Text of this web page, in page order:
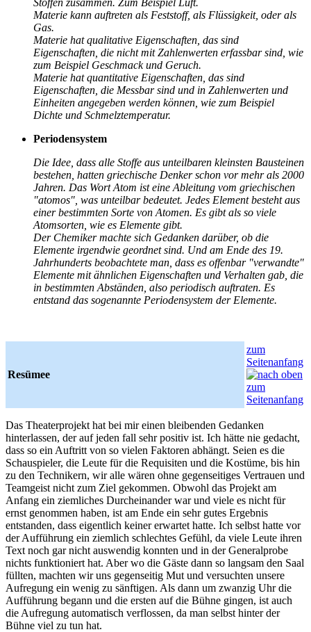
Materie kann auftreten als Feststoff, als Flüssigkeit, oder als
Gas.
Materie hat qualitative Eigenschaften, das sind
Eigenschaften, die nicht mit Zahlenwerten erfassbar sind, wie
zum Beispiel Geschmack und Geruch.
Materie hat quantitative Eigenschaften, das sind
Eigenschaften, die Messbar sind und in Zahlenwerten und
Einheiten angegeben werden können, wie zum Beispiel
Dichte und Schmelztemperatur.
Periodensystem
Die Idee, dass alle Stoffe aus unteilbaren kleinsten Bausteinen
bestehen, hatten griechische Denker schon vor mehr als 2000
Jahren. Das Wort Atom ist eine Ableitung vom griechischen
"atomos", was unteilbar bedeutet. Jedes Element besteht aus
einer bestimmten Sorte von Atomen. Es gibt als so viele
Atomsorten, wie es Elemente gibt.
Der Chemiker machte sich Gedanken darüber, ob die
Elemente irgendwie geordnet sind. Und am Ende des 19.
Jahrhunderts beobachtete man, dass es offenbar "verwandte"
Elemente mit ähnlichen Eigenschaften und Verhalten gab, die
in bestimmten Abständen, also periodisch auftraten. Es
entstand das sogenannte Periodensystem der Elemente.
Resümee
zum
Seitenanfang
Das Theaterprojekt hat bei mir einen bleibenden Gedanken
hinterlassen, der auf jeden fall sehr positiv ist. Ich hätte nie gedacht,
dass so ein Auftritt von so vielen Faktoren abhängt. Seien es die
Schauspieler, die Leute für die Requisiten und die Kostüme, bis hin
zu den Technikern, wir alle wären ohne gegenseitiges Vertrauen und
Teamgeist nicht zum Ziel gekommen. Obwohl das Projekt am
Anfang ein ziemliches Durcheinander war und viele es nicht für
ernst genommen haben, ist am Ende ein sehr gutes Ergebnis
entstanden, dass eigentlich keiner erwartet hatte. Ich selbst hatte vor
der Aufführung ein ziemlich schlechtes Gefühl, da viele Leute ihren
Text noch gar nicht auswendig konnten und in der Generalprobe
nichts funktioniert hat. Aber wo die Gäste dann so langsam den Saal
füllten, machten wir uns gegenseitig Mut und versuchten unsere
Aufregung ein wenig zu sänftigen. Als dann um zwanzig Uhr die
Aufführung begann und die ersten auf die Bühne gingen, ist auch
die Aufregung automatisch verflossen, da man selbst hinter der
Bühne viel zu tun hat.